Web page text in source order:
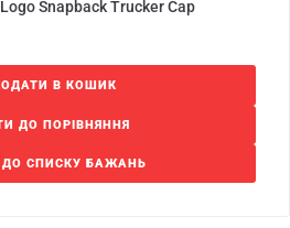
Snapback Trucker Cap
В КОШИК
ДО ПОРІВНЯННЯ
СПИСКУ БАЖАНЬ